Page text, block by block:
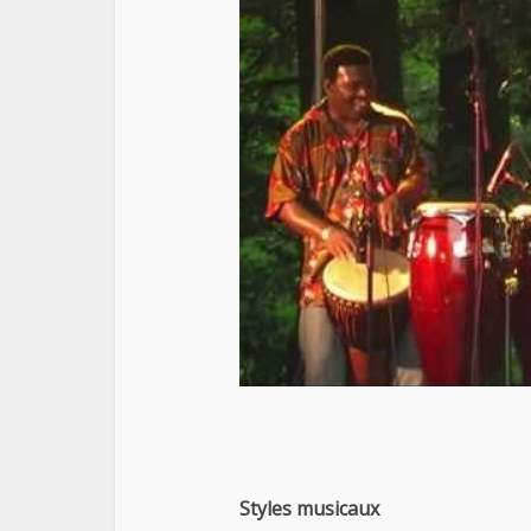
Styles musicaux